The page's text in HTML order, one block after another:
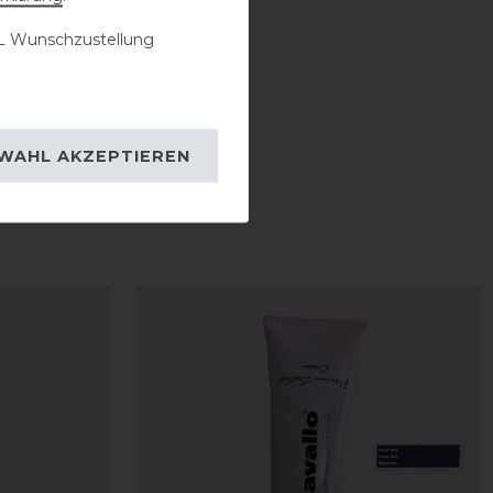
Wunschzustellung
AKZEPTIEREN